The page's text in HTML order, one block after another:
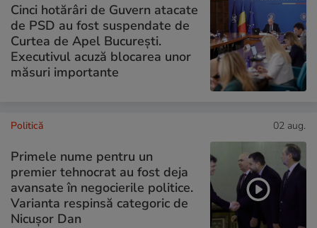
Cinci hotărâri de Guvern atacate
de PSD au fost suspendate de
Curtea de Apel București.
Executivul acuză blocarea unor
măsuri importante
Politică 02 aug.
Primele nume pentru un
premier tehnocrat au fost deja
avansate în negocierile politice.
Varianta respinsă categoric de
Nicușor Dan